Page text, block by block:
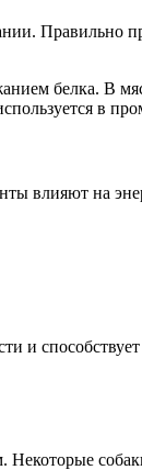
белка. В
в
влияют на
и
Некоторые